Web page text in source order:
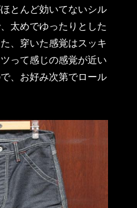
とんど効いてないシル
太めでゆったりとした
、穿いた感覚はスッキ
って感じの感覚が近い
、お好み次第でロール